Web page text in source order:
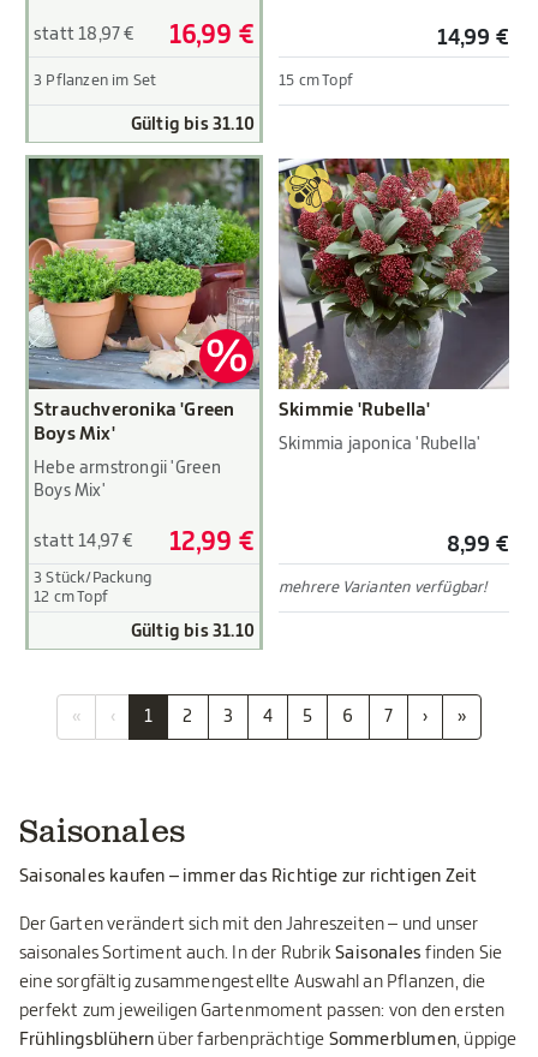
statt 18,97 € 16,99 €
3 Pflanzen im Set
Gültig bis 31.10
14,99 €
15 cm Topf
Strauchveronika 'Green
Boys Mix'
Hebe armstrongii 'Green
Boys Mix'
statt 14,97 € 12,99 €
3 Stück/Packung
12 cm Topf
Gültig bis 31.10
Skimmie 'Rubella'
Skimmia japonica 'Rubella'
8,99 €
mehrere Varianten verfügbar!
« ‹ 1 2 3 4 5 6 7 › »
Saisonales
Saisonales kaufen – immer das Richtige zur richtigen Zeit
Der Garten verändert sich mit den Jahreszeiten – und unser
saisonales Sortiment auch. In der RubrikSaisonales finden Sie
eine sorgfältig zusammengestellte Auswahl an Pflanzen, die
perfekt zum jeweiligen Gartenmoment passen: von den ersten
Frühlingsblühern über farbenprächtige Sommerblumen, üppige